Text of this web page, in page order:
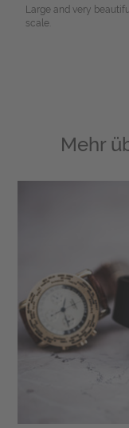
Large and very
scale.
Mehr